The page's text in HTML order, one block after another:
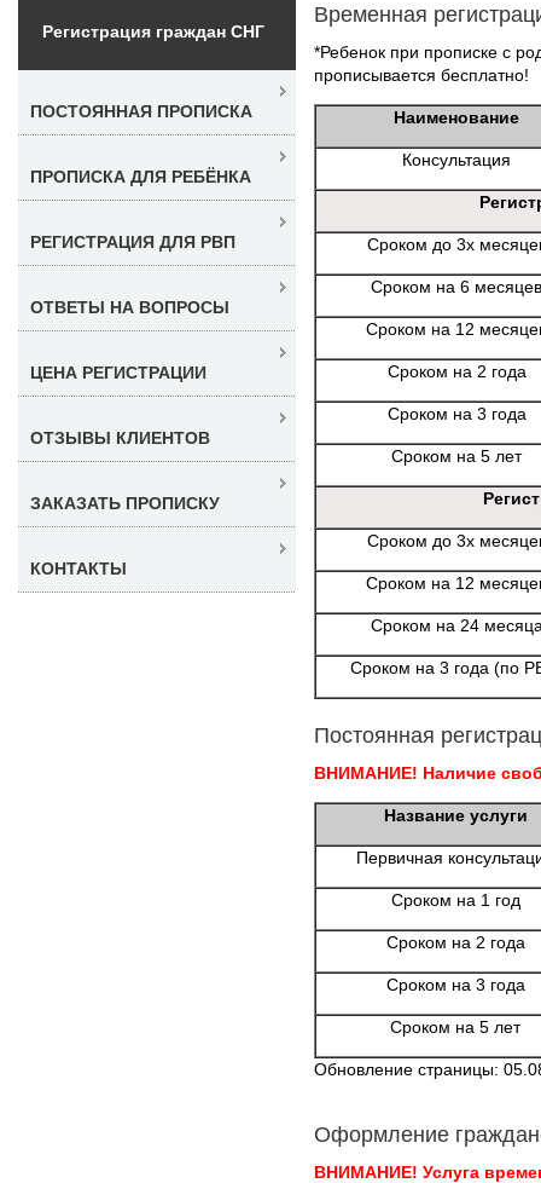
Временная
*Ребенок при прописке с
прописывается бесплатно!
Наименование
Консультация
Сроком до 3х
Сроком на 6 месяцев
Сроком на 12
Сроком на 2 года
Сроком на 3 года
Сроком на 5 лет
Сроком до 3х
Сроком на 12
Сроком на 24
Сроком на 3 года (по
Постоянная
ВНИМАНИЕ! Наличие
Название услуги
Первичная
Сроком на 1 год
Сроком на 2 года
Сроком на 3 года
Сроком на 5 лет
Обновление страницы:
Оформление
ВНИМАНИЕ! Услуга
Регистрация граждан СНГ
ПОСТОЯННАЯ ПРОПИСКА
ПРОПИСКА ДЛЯ РЕБЁНКА
РЕГИСТРАЦИЯ ДЛЯ РВП
ОТВЕТЫ НА ВОПРОСЫ
ЦЕНА РЕГИСТРАЦИИ
ОТЗЫВЫ КЛИЕНТОВ
ЗАКАЗАТЬ ПРОПИСКУ
КОНТАКТЫ